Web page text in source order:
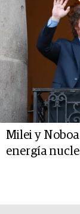
Milei y
energía